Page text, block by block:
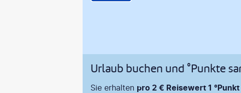
Urlaub buchen und °Punkte
Sie erhalten pro 2 € Reisewert 1 °Punkt